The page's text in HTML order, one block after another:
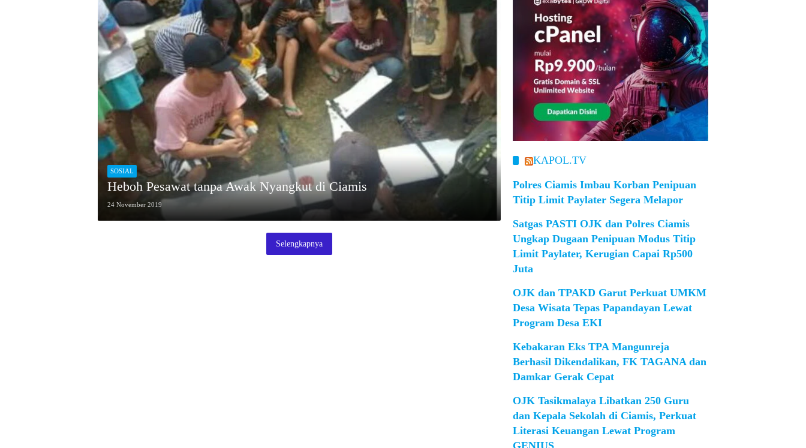
SOSIAL
Heboh Pesawat tanpa Awak Nyangkut di Ciamis
24 November 2019
Selengkapnya
KAPOL.TV
Polres Ciamis Imbau Korban Penipuan
Titip Limit Paylater Segera Melapor
Satgas PASTI OJK dan Polres Ciamis
Ungkap Dugaan Penipuan Modus Titip
Limit Paylater, Kerugian Capai Rp500
Juta
OJK dan TPAKD Garut Perkuat UMKM
Desa Wisata Tepas Papandayan Lewat
Program Desa EKI
Kebakaran Eks TPA Mangunreja
Berhasil Dikendalikan, FK TAGANA dan
Damkar Gerak Cepat
OJK Tasikmalaya Libatkan 250 Guru
dan Kepala Sekolah di Ciamis, Perkuat
Literasi Keuangan Lewat Program
GENIUS